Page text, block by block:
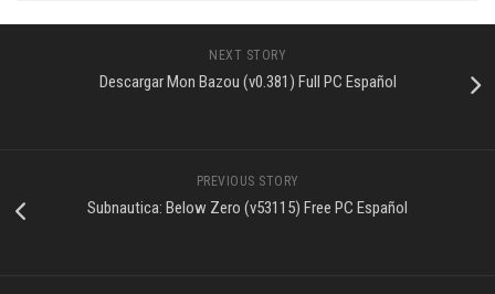
NEXT STORY
Descargar Mon Bazou (v0.381) Full PC Español
PREVIOUS STORY
Subnautica: Below Zero (v53115) Free PC Español